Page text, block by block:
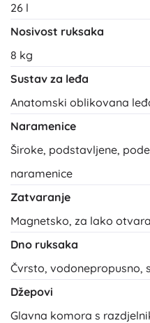
26 l
Nosivost ruksaka
8 kg
Sustav za leđa
Anatomski oblikovana
Naramenice
Široke, podstavljene,
naramenice
Zatvaranje
Magnetsko, za lako
Dno ruksaka
Čvrsto, vodonepropusno,
Džepovi
Glavna komora s